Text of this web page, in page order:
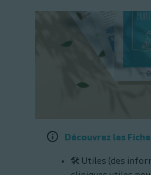
Découvrez les
🛠️ Utiles (des